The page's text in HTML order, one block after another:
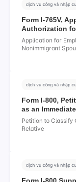
dịch vụ công và nhập
Form I-765V,
Authorization
Application for
Nonimmigrant
dịch vụ công và nhập
Form I-800,
as an
Petition to Classify
Relative
dịch vụ công và nhập